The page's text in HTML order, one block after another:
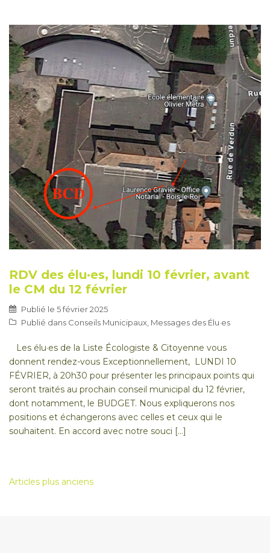
RDV des élu·es, lundi 10 février, avant
le CM du 12 février
Publié le 5 février 2025
Publié dans Conseils Municipaux, Messages des Élu·es
Les élu·es de la Liste Écologiste & Citoyenne vous
donnent rendez-vous Exceptionnellement, LUNDI 10
FÉVRIER, à 20h30 pour présenter les principaux points qui
seront traités au prochain conseil municipal du 12 février,
dont notamment, le BUDGET. Nous expliquerons nos
positions et échangerons avec celles et ceux qui le
souhaitent. En accord avec notre souci […]
Navigation
Articles plus anciens